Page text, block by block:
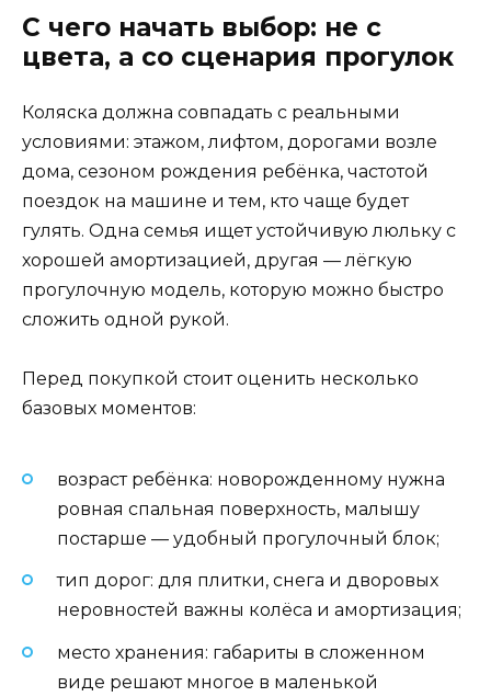
С чего начать выбор: не с
цвета, а со сценария прогулок
Коляска должна совпадать с реальными
условиями: этажом, лифтом, дорогами возле
дома, сезоном рождения ребёнка, частотой
поездок на машине и тем, кто чаще будет
гулять. Одна семья ищет устойчивую люльку с
хорошей амортизацией, другая — лёгкую
прогулочную модель, которую можно быстро
сложить одной рукой.
Перед покупкой стоит оценить несколько
базовых моментов:
возраст ребёнка: новорожденному нужна
ровная спальная поверхность, малышу
постарше — удобный прогулочный блок;
тип дорог: для плитки, снега и дворовых
неровностей важны колёса и амортизация;
место хранения: габариты в сложенном
виде решают многое в маленькой